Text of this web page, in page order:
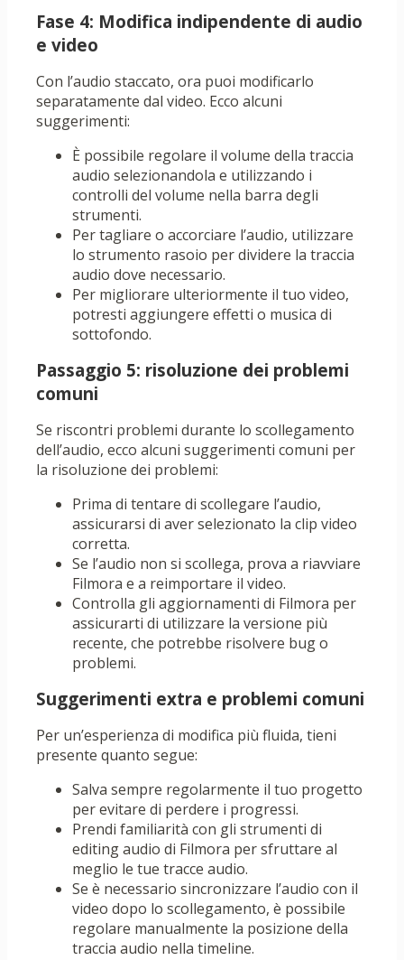
Fase 4: Modifica indipendente di audio
e video
Con l’audio staccato, ora puoi modificarlo
separatamente dal video. Ecco alcuni
suggerimenti:
È possibile regolare il volume della traccia
audio selezionandola e utilizzando i
controlli del volume nella barra degli
strumenti.
Per tagliare o accorciare l’audio, utilizzare
lo strumento rasoio per dividere la traccia
audio dove necessario.
Per migliorare ulteriormente il tuo video,
potresti aggiungere effetti o musica di
sottofondo.
Passaggio 5: risoluzione dei problemi
comuni
Se riscontri problemi durante lo scollegamento
dell’audio, ecco alcuni suggerimenti comuni per
la risoluzione dei problemi:
Prima di tentare di scollegare l’audio,
assicurarsi di aver selezionato la clip video
corretta.
Se l’audio non si scollega, prova a riavviare
Filmora e a reimportare il video.
Controlla gli aggiornamenti di Filmora per
assicurarti di utilizzare la versione più
recente, che potrebbe risolvere bug o
problemi.
Suggerimenti extra e problemi comuni
Per un’esperienza di modifica più fluida, tieni
presente quanto segue:
Salva sempre regolarmente il tuo progetto
per evitare di perdere i progressi.
Prendi familiarità con gli strumenti di
editing audio di Filmora per sfruttare al
meglio le tue tracce audio.
Se è necessario sincronizzare l’audio con il
video dopo lo scollegamento, è possibile
regolare manualmente la posizione della
traccia audio nella timeline.